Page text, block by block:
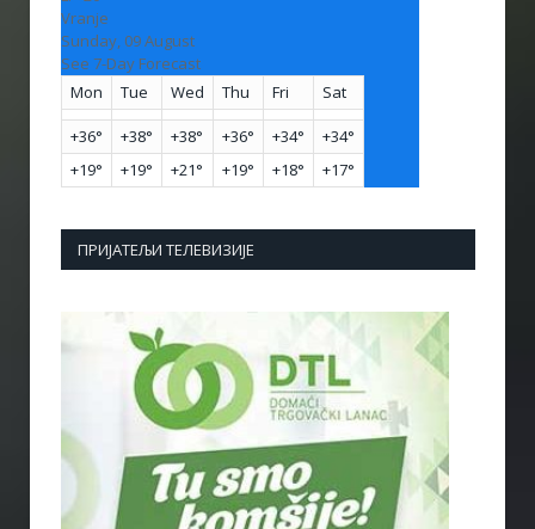
Vranje
Sunday, 09 August
See 7-Day Forecast
Mon
Tue Wed Thu Fri Sat
+36° +38° +38° +36° +34° +34°
+19° +19° +21° +19° +18° +17°
ПРИЈАТЕЉИ ТЕЛЕВИЗИЈЕ